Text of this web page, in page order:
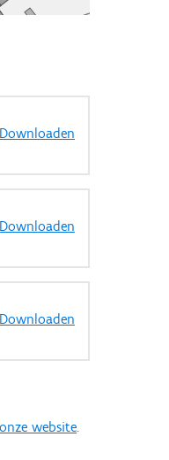
Downloaden
Downloaden
Downloaden
website.